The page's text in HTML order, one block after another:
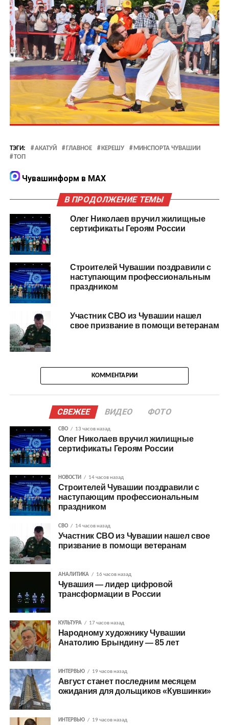
ТЭГИ: АКАТУЙ ГЛАВНОЕ КЕРЕШУ
МИНСПОРТА ЧУВАШИИ
ТОП
Чувашинформ в MAX
В ПРОДОЛЖЕНИЕ ТЕМЫ
Олег Николаев вручил жилищные
сертификаты Героям России
Строителей Чувашии поздравили с
наступающим профессиональным
праздником
Участник СВО из Чувашии нашел
свое призвание в помощи ветеранам
КОММЕНТАРИИ
СВЕЖЕЕ ВИДЕО ФОТО
СВО 13 часов назад
Олег Николаев вручил жилищные
сертификаты Героям России
НОВОСТИ 14 часов назад
Строителей Чувашии поздравили с
наступающим профессиональным
праздником
СВО 14 часов назад
Участник СВО из Чувашии нашел свое
призвание в помощи ветеранам
АНАЛИТИКА 16 часов назад
Чувашия — лидер цифровой
трансформации в России
КУЛЬТУРА 17 часов назад
Народному художнику Чувашии
Анатолию Брындину — 85 лет
ИНТЕРВЬЮ 19 часов назад
Август станет последним месяцем
ожидания для дольщиков «Кувшинки»
ИНТЕРВЬЮ 19 часов назад